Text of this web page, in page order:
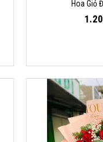
Hoa Giỏ